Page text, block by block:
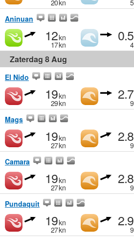
20kn 5
Aninuan
12kn
17kn
0.5
4
Zaterdag 8 Aug
El Nido
19kn
29kn
2.7
9
Mags
19kn
27kn
2.8
9
Camara
19kn
27kn
2.8
9
Pundaquit
19kn
27kn
2.9
9